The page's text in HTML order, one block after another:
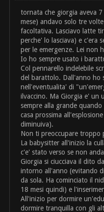
tornata che giorgia aveva
mese) andavo solo tre
facoltativa. Lasciavo latte
perche' lo lasciava) e c'era
per le emergenze. Lei non
Io ho sempre usato i
Col pennarello indelebile
del barattolo. Dall'anno ho
nell'eventualita' di
ilvaccino. Ma Giorgia e' un
sempre alla grande
casa prossima
diminuiva).
Non ti preoccupare troppo
La babysitter all'inizio la
c'e' stato verso se non
Giorgia si ciucciava il dito
intorno all'anno (evitando
da sola. Ha cominciato il
18 mesi quindi) e
All'inizio per dormire
dormire tranquilla con gli